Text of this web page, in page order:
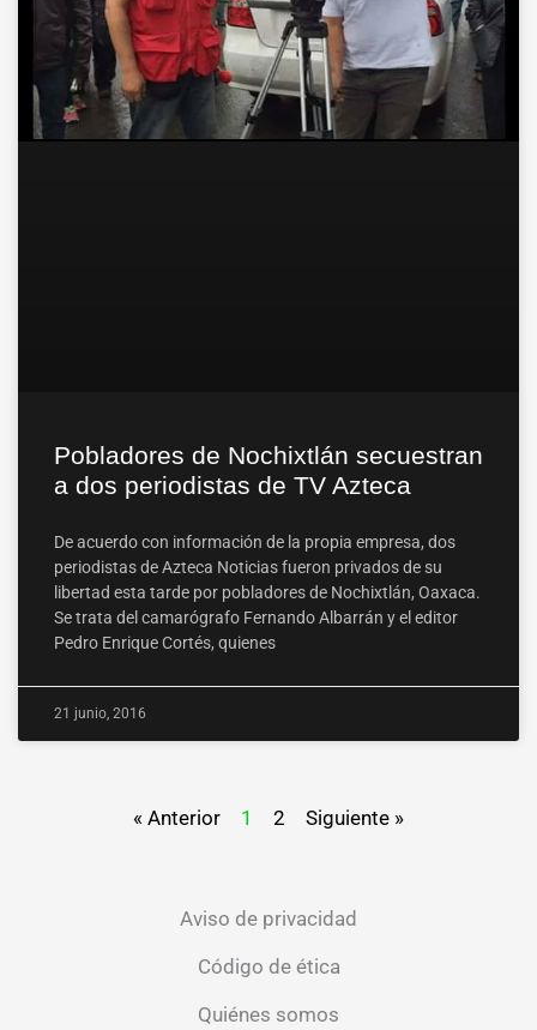
Pobladores de Nochixtlán secuestran
a dos periodistas de TV Azteca
De acuerdo con información de la propia empresa, dos
periodistas de Azteca Noticias fueron privados de su
libertad esta tarde por pobladores de Nochixtlán, Oaxaca.
Se trata del camarógrafo Fernando Albarrán y el editor
Pedro Enrique Cortés, quienes
21 junio, 2016
« Anterior 1 2 Siguiente »
Aviso de privacidad
Código de ética
Quiénes somos